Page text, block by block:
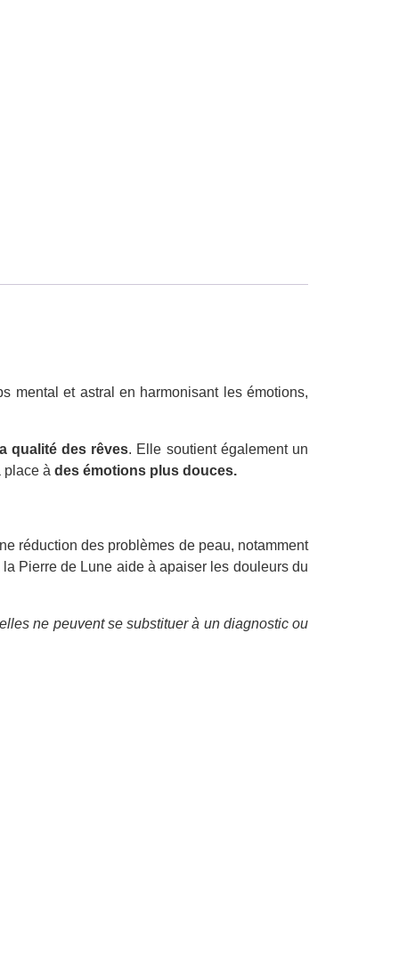
mental et astral en harmonisant les émotions,
la qualité des rêves. Elle soutient également un
place à des émotions plus douces.
réduction des problèmes de peau, notamment
Pierre de Lune aide à apaiser les douleurs du
ne peuvent se substituer à un diagnostic ou